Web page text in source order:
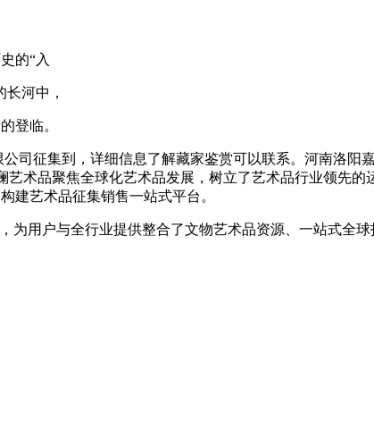
的“入
河中，
登临。
征集到，详细信息了解藏家鉴赏可以联系。河南洛阳
术品聚焦全球化艺术品发展，树立了艺术品行业领先
建艺术品征集销售一站式平台。
用户与全行业提供整合了文物艺术品资源、一站式全